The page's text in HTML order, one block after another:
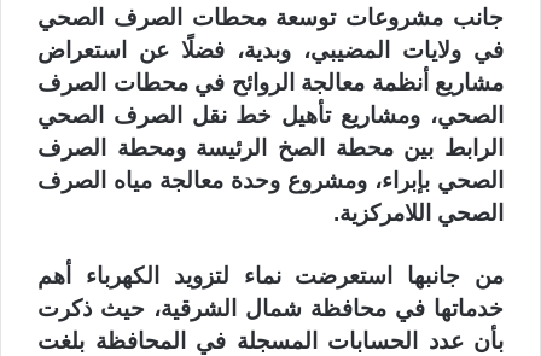
جانب مشروعات توسعة محطات الصرف الصحي
في ولايات المضيبي، وبدية، فضلًا عن استعراض
مشاريع أنظمة معالجة الروائح في محطات الصرف
الصحي، ومشاريع تأهيل خط نقل الصرف الصحي
الرابط بين محطة الصخ الرئيسة ومحطة الصرف
الصحي بإبراء، ومشروع وحدة معالجة مياه الصرف
الصحي اللامركزية.
من جانبها استعرضت نماء لتزويد الكهرباء أهم
خدماتها في محافظة شمال الشرقية، حيث ذكرت
بأن عدد الحسابات المسجلة في المحافظة بلغت